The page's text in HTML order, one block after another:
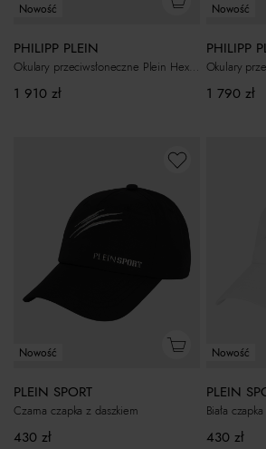
Nowość
PHILIPP PLEIN
Okulary przeciwsłoneczne Plein Hexagon Stud
1 910 zł
Nowość
PHILIPP
Okulary
1 790 zł
Nowość
PLEIN SPORT
Czarna czapka z daszkiem
430 zł
Nowość
PLEIN
Biała
430 zł